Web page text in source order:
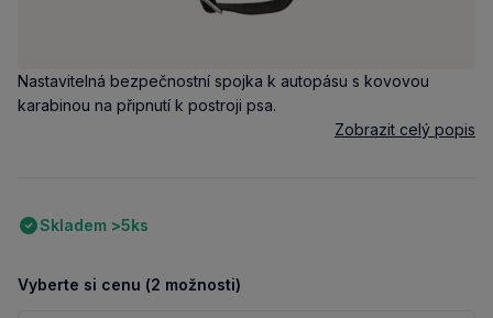
Nastavitelná bezpečnostní spojka k autopásu s kovovou
karabinou na připnutí k postroji psa.
Zobrazit celý popis
Skladem >5ks
Vyberte si cenu (2 možnosti)